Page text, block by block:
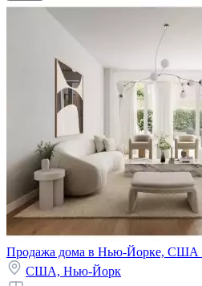
Продажа дома в Нью-Йорке, США
США, Нью-Йорк